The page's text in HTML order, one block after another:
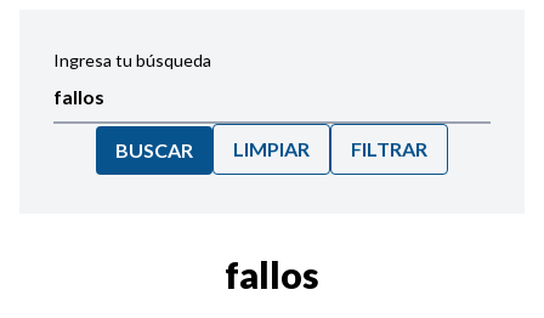
Ingresa tu búsqueda
BUSCAR LIMPIAR FILTRAR
fallos